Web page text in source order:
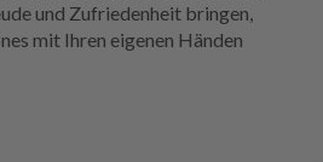
und Zufriedenheit bringen,
mit Ihren eigenen Händen